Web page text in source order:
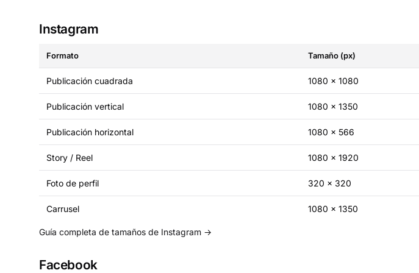
Instagram
Formato Tamaño (px)
Publicación cuadrada 1080 × 1080
Publicación vertical 1080 × 1350
Publicación horizontal 1080 × 566
Story / Reel 1080 × 1920
Foto de perfil 320 × 320
Carrusel 1080 × 1350
Guía completa de tamaños de Instagram →
Facebook